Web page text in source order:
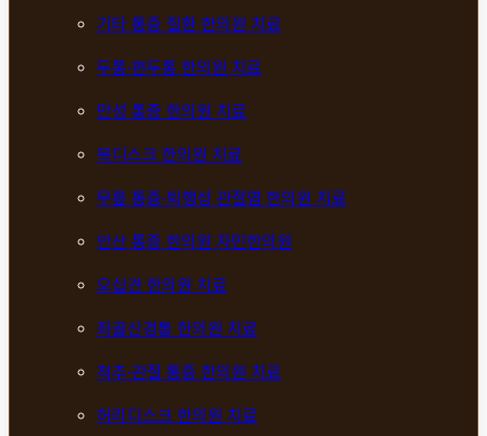
기타 통증 질환 한의원 치료
두통·편두통 한의원 치료
만성 통증 한의원 치료
목디스크 한의원 치료
무릎 통증·퇴행성 관절염 한의원 치료
안산 통증 한의원 자민한의원
오십견 한의원 치료
좌골신경통 한의원 치료
척추·관절 통증 한의원 치료
허리디스크 한의원 치료